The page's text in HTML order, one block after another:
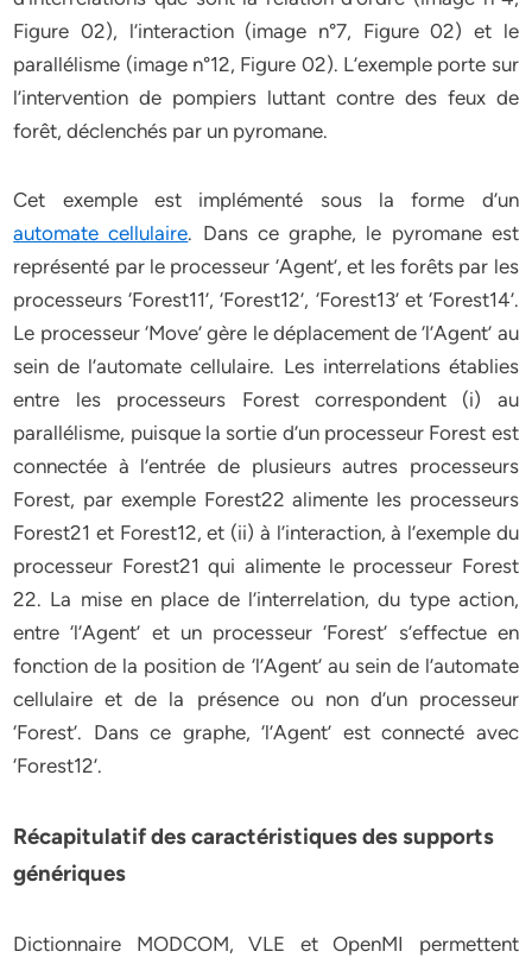
Figure 02), l’interaction (image n°7, Figure 02) et le
parallélisme (image n°12, Figure 02). L’exemple porte sur
l’intervention de pompiers luttant contre des feux de
forêt, déclenchés par un pyromane.
Cet exemple est implémenté sous la forme d’un
automate cellulaire. Dans ce graphe, le pyromane est
représenté par le processeur ‘Agent’, et les forêts par les
processeurs ‘Forest11’, ‘Forest12’, ‘Forest13’ et ‘Forest14’.
Le processeur ‘Move’ gère le déplacement de ‘l’Agent’ au
sein de l’automate cellulaire. Les interrelations établies
entre les processeurs Forest correspondent (i) au
parallélisme, puisque la sortie d’un processeur Forest est
connectée à l’entrée de plusieurs autres processeurs
Forest, par exemple Forest22 alimente les processeurs
Forest21 et Forest12, et (ii) à l’interaction, à l’exemple du
processeur Forest21 qui alimente le processeur Forest
22. La mise en place de l’interrelation, du type action,
entre ‘l’Agent’ et un processeur ‘Forest’ s’effectue en
fonction de la position de ‘l’Agent’ au sein de l’automate
cellulaire et de la présence ou non d’un processeur
‘Forest’. Dans ce graphe, ‘l’Agent’ est connecté avec
‘Forest12’.
Récapitulatif des caractéristiques des supports
génériques
Dictionnaire MODCOM, VLE et OpenMI permettent